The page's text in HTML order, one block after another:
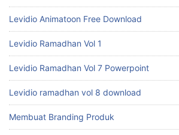
Levidio Animatoon Free Download
Levidio Ramadhan Vol 1
Levidio Ramadhan Vol 7 Powerpoint
Levidio ramadhan vol 8 download
Membuat Branding Produk